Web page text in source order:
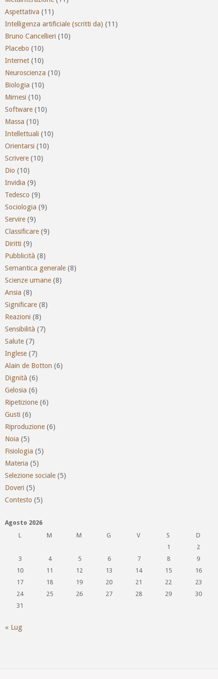
Aspettativa (11)
Intelligenza artificiale (scritti da) (11)
Bruno Cancellieri (10)
Placebo (10)
Internet (10)
Neuroscienza (10)
Biologia (10)
Mimesi (10)
Software (10)
Massa (10)
Intellettuali (10)
Orientarsi (10)
Scrivere (10)
Dio (10)
Invidia (9)
Tedesco (9)
Sociologia (9)
Servire (9)
Classificare (9)
Diritti (9)
Pubblicità (8)
Semantica generale (8)
Scienze umane (8)
Ansia (8)
Significare (8)
Reazioni (8)
Sensibilità (7)
Salute (7)
Inglese (7)
Alain de Botton (6)
Dignità (6)
Gelosia (6)
Ripetizione (6)
Gusti (6)
Riproduzione (6)
Noia (5)
Fisiologia (5)
Materia (5)
Selezione sociale (5)
Doveri (5)
Contesto (5)
Agosto 2026
L
M M G V S
D
1
2
3
4 5 6 7 8
9
10
11 12 13 14 15
16
17
18 19 20 21 22
23
24
25 26 27 28 29
30
31
« Lug